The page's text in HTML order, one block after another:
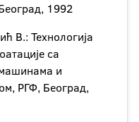
1992
В.: Технологија
са
и
РГФ, Београд,